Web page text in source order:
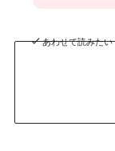
あわせて読みたい